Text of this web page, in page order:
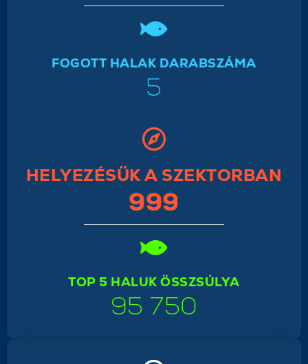
FOGOTT HALAK DARABSZÁMA
5
HELYEZÉSÜK A SZEKTORBAN
999
TOP 5 HALUK ÖSSZSÚLYA
95 750